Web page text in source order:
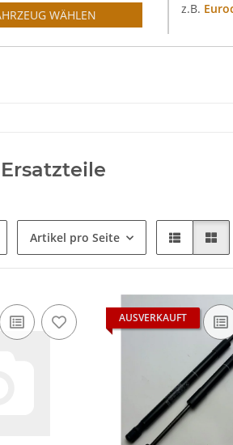
WÄHLEN z.B.
Artikel pro Seite
AUSVERKAUFT